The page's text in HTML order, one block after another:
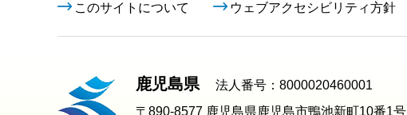
このサイトについて ウェブアクセシビリティ方針
鹿児島県
法人番号：8000020460001
〒890-8577 鹿児島県鹿児島市鴨池新町10番1号